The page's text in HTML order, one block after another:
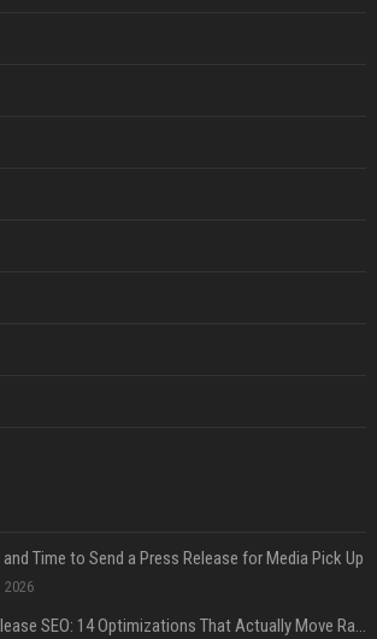
Time to Send a Press Release for Media Pick Up
2026
Press Release SEO: 14 Optimizations That Actually Move Rankings